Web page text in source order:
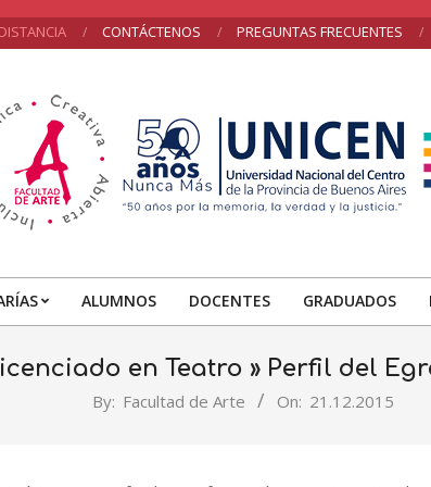
CONTÁCTENOS PREGUNTAS FRECUENTES
Menu
ALUMNOS DOCENTES GRADUADOS
en Teatro » Perfil del
By: Facultad de Arte On: 21.12.2015